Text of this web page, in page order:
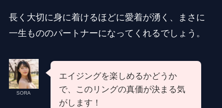
長く大切に身に着けるほどに愛着が湧く、まさに
一生もののパートナーになってくれるでしょう。
SORA
エイジングを楽しめるかどうか
で、このリングの真価が決まる気
がします！